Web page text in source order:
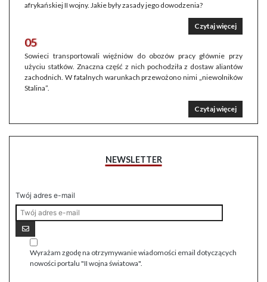
afrykańskiej II wojny. Jakie były zasady jego dowodzenia?
Czytaj więcej
05
Sowieci transportowali więźniów do obozów pracy głównie przy
użyciu statków. Znaczna część z nich pochodziła z dostaw aliantów
zachodnich. W fatalnych warunkach przewożono nimi „niewolników
Stalina”.
Czytaj więcej
NEWSLETTER
Twój adres e-mail
Wyrażam zgodę na otrzymywanie wiadomości email dotyczących
nowości portalu "II wojna światowa".